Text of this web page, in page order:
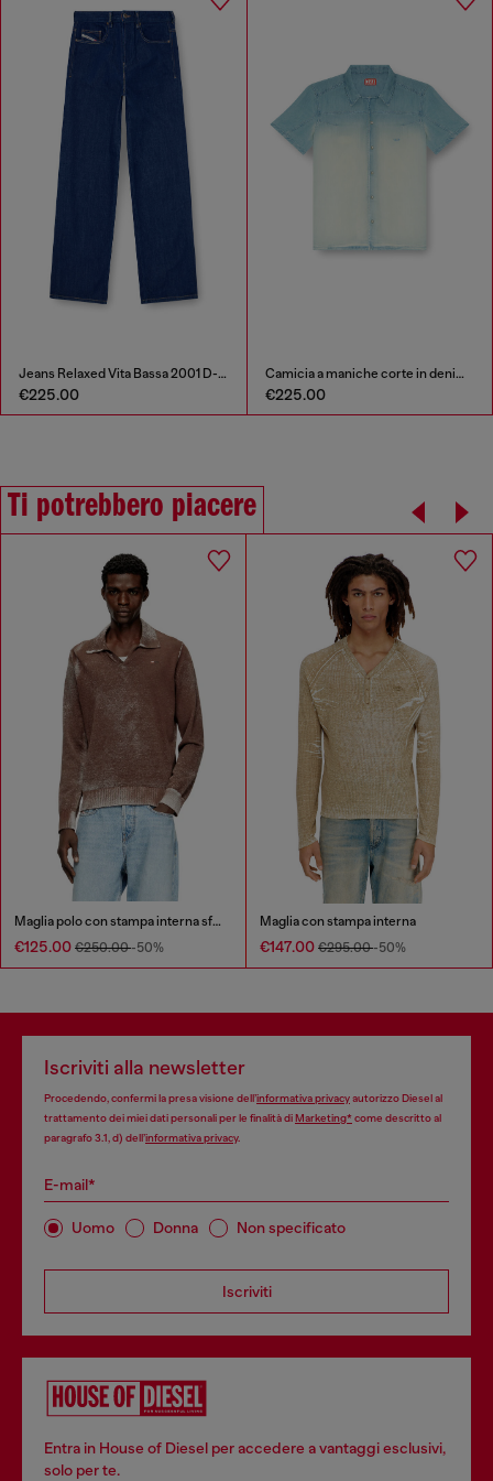
Jeans Relaxed Vita Bassa 2001 D-Macro
€225.00
Camicia a maniche corte in denim fluido sovratinto
€225.00
Ti potrebbero piacere
Maglia polo con stampa interna sfumata
€125.00 €250.00-50%
Maglia con stampa interna
€147.00 €295.00-50%
Iscriviti alla newsletter
Procedendo, confermi la presa visione dell’informativa privacyautorizzo Diesel al
trattamento dei miei dati personali per le finalità diMarketing*come descritto al
paragrafo 3.1, d) dell’informativa privacy.
E-mail*
Uomo Donna Non specificato
Iscriviti
Entra in House of Diesel per accedere a vantaggi esclusivi,
solo per te.